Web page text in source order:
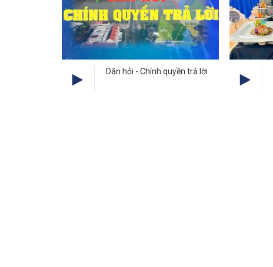
Dân hỏi - Chính quyền trả lời